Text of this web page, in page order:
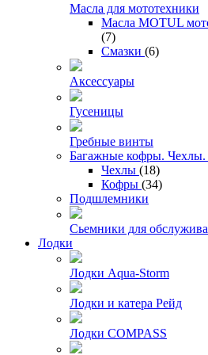
Масла для мототехники
Масла MOTUL
(7)
Смазки (6)
Аксессуары
Гусеницы
Гребные винты
Багажные кофры.
Чехлы (18)
Кофры (34)
Подшлемники
Сьемники для
Лодки
Лодки Aqua-Storm
Лодки и катера Рейд
Лодки COMPASS